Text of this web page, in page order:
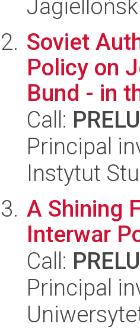
Soviet
Policy on
Bund - in
Call:
Principal
Instytut
A Shining
Interwar
Call:
Principal